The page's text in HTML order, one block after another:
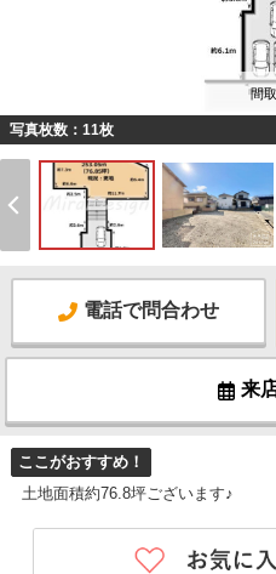
間
写真枚数：11枚
電話で問合わせ
来
ここがおすすめ！
土地面積約76.8坪ございます♪